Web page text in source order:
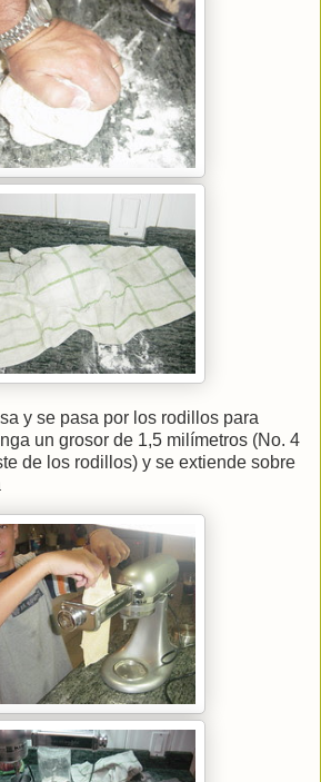
y se pasa por los rodillos para
un grosor de 1,5 milímetros (No. 4
de los rodillos) y se extiende sobre